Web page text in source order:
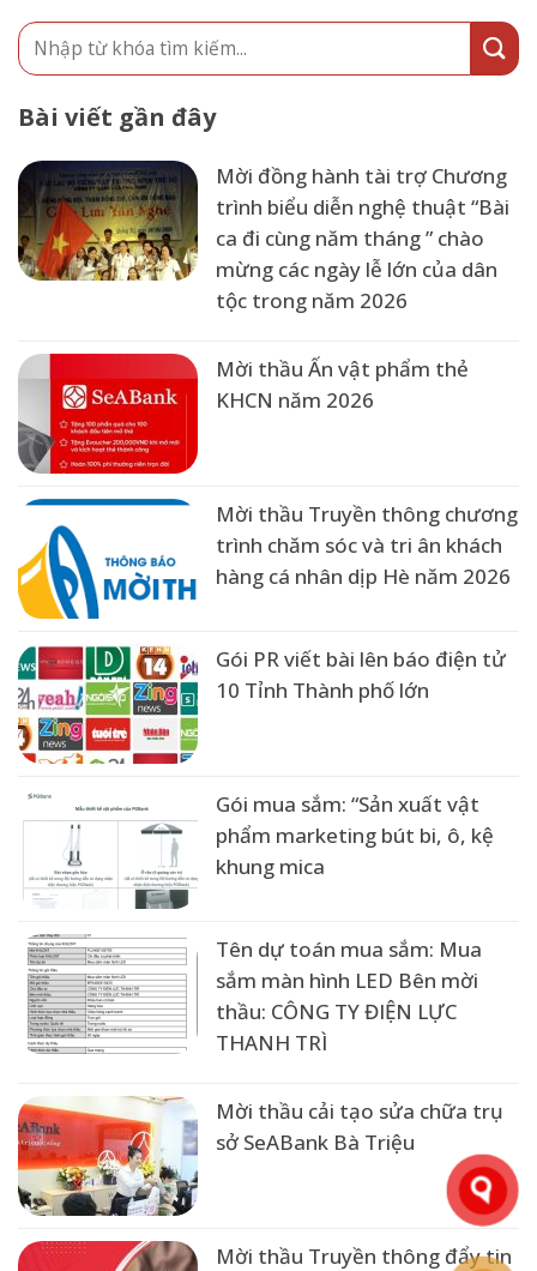
Bài viết gần đây
Mời đồng hành tài trợ Chương
trình biểu diễn nghệ thuật “Bài
ca đi cùng năm tháng ” chào
mừng các ngày lễ lớn của dân
tộc trong năm 2026
Mời thầu Ấn vật phẩm thẻ
KHCN năm 2026
Mời thầu Truyền thông chương
trình chăm sóc và tri ân khách
hàng cá nhân dịp Hè năm 2026
Gói PR viết bài lên báo điện tử
10 Tỉnh Thành phố lớn
Gói mua sắm: “Sản xuất vật
phẩm marketing bút bi, ô, kệ
khung mica
Tên dự toán mua sắm: Mua
sắm màn hình LED Bên mời
thầu: CÔNG TY ĐIỆN LỰC
THANH TRÌ
Mời thầu cải tạo sửa chữa trụ
sở SeABank Bà Triệu
Mời thầu Truyền thông đẩy tin